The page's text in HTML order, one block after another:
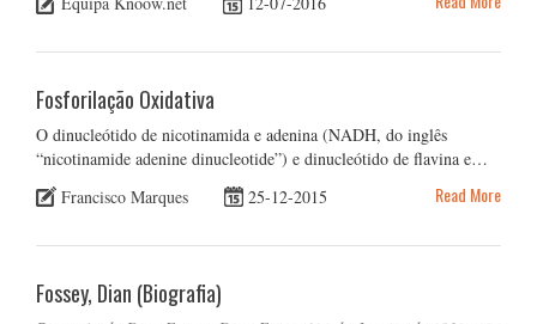
Fosforilação Oxidativa
O dinucleótido de nicotinamida e adenina (NADH, do inglês
“nicotinamide adenine dinucleotide”) e dinucleótido de flavina e…
Francisco Marques
25-12-2015 Read More
Fossey, Dian (Biografia)